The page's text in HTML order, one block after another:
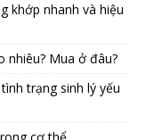
khớp nhanh và hiệu
nhiêu? Mua ở đâu?
trạng sinh lý yếu